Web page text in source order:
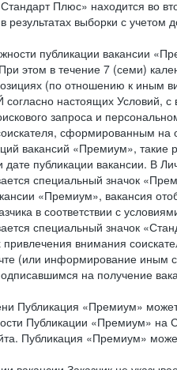
Плюс» находится во
результатах выборки с
публикации вакансии
этом в течение 7 (семи)
(по отношению к иным
настоящих Условий, с
запроса и
сформированным на
вакансий «Премиум», такие
дате публикации вакансии. В
специальный значок
«Премиум», вакансия
в соответствии с
специальный значок
внимания
(или информирование
на получение
Публикация «Премиум»
Публикации «Премиум»
Публикация «Премиум»